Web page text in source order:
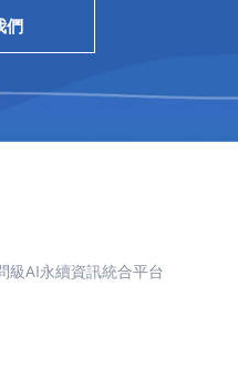
企業內部不可或缺的核
ASUENE 邁向 2040
的雄心目標。其中，核
低與『運輸和物流』
AV已在車隊中引進了
的數據互連與整合。
對製造業而言，範疇三
進團隊計畫設計並向供
此過程中，該團隊將全
架構，以高效管理問
紅色外衣，強力彰顯
市場份額 —— 目前高居
上市公司依規定必須透
露此類永續作為，但羅
。即便如此，公司仍
抱永續發展，以妥善
關生死的核心營運課
們
級AI永續資訊統合平台